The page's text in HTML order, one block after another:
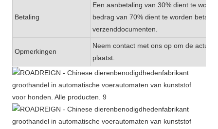
Betaling
Een aanbetaling van 30% dient te
bedrag van 70% dient te worden
verzenddocumenten.
Opmerkingen
Neem contact met ons op om de
plaatst.